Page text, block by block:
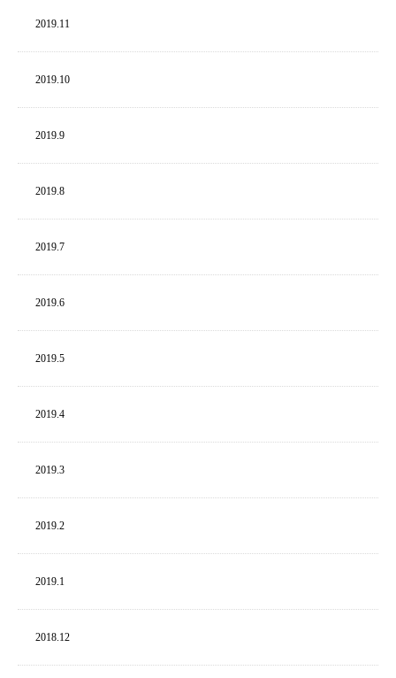
2019. 11
2019. 10
2019. 9
2019. 8
2019. 7
2019. 6
2019. 5
2019. 4
2019. 3
2019. 2
2019. 1
2018. 12